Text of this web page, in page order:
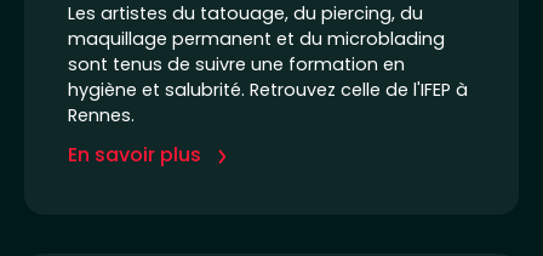
Les artistes du tatouage, du piercing, du
maquillage permanent et du microblading
sont tenus de suivre une formation en
hygiène et salubrité. Retrouvez celle de l'IFEP à
Rennes.
En savoir plus